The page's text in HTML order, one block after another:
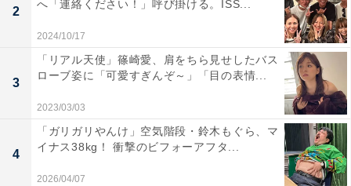
2
へ「連絡ください！」呼び掛ける。ISS...
2024/10/17
3
「リアル天使」篠崎愛、肩をちら見せしたバス
ローブ姿に「可愛すぎんぞ～」「目の表情...
2023/03/03
4
「ガリガリやんけ」空気階段・鈴木もぐら、マ
イナス38kg！ 衝撃のビフォーアフタ...
2026/04/07